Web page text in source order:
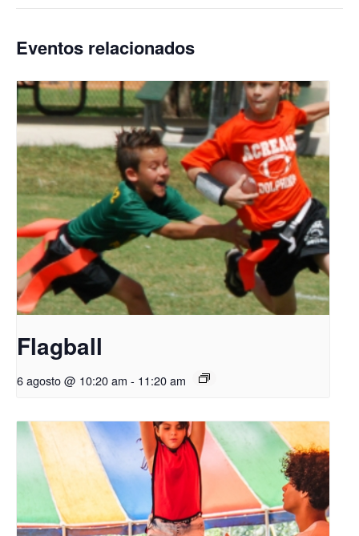
Eventos relacionados
Flagball
6 agosto @ 10:20 am - 11:20 am